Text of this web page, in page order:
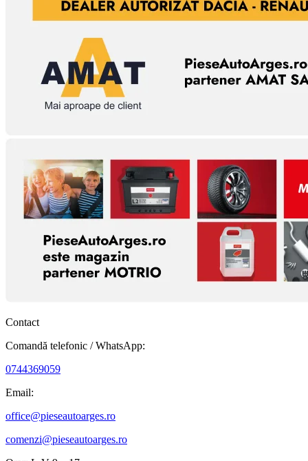
Contact
Comandă telefonic / WhatsApp:
0744369059
Email:
office@pieseautoarges.ro
comenzi@pieseautoarges.ro